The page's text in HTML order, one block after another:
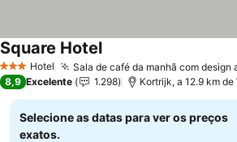
3 EstrelasHotel Sala de café da manhã com design
Square Hotel
8,9 Excelente 1.298 Kortrijk, a 12.9 km de
Selecione as datas para ver os preços
exatos.